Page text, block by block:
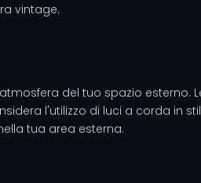
vintage.
del tuo spazio
l'utilizzo di luci a corda in
tua area esterna.